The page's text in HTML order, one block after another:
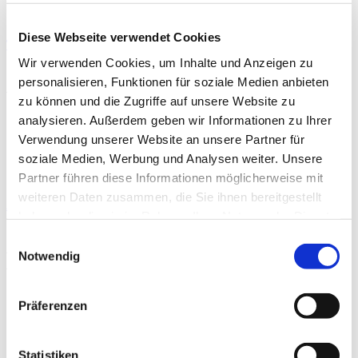
Diese Webseite verwendet Cookies
Wir verwenden Cookies, um Inhalte und Anzeigen zu
personalisieren, Funktionen für soziale Medien anbieten
zu können und die Zugriffe auf unsere Website zu
analysieren. Außerdem geben wir Informationen zu Ihrer
Verwendung unserer Website an unsere Partner für
soziale Medien, Werbung und Analysen weiter. Unsere
Partner führen diese Informationen möglicherweise mit
weiteren Daten zusammen, die Sie ihnen bereitgestellt
Notwendig
Präferenzen
Statistiken
Training und Schmerz
By Dr. med. Kay Niemier,Dr. med. Michael
Brinkers,Dr. med. Esther Maria Vitt
Sport und Bewegung sind gesund, verhindern
Krankheiten und beschleunigen die Erholung nach
Erkrankungen/Operationen. Trotzdem liegt…
Achtsamkeit & Ernährung
Univ.-Prof.
Dr. med. Tobias Esch
Sowohl Athlet:innen als auch Freizeitsportler:innen
können von einer achtsamen Ernährungsweise